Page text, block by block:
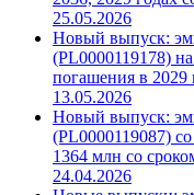
25.05.2026
Новый выпуск:
(PL0000119178)
погашения в 2029
13.05.2026
Новый выпуск:
(PL0000119087)
1364 млн со
24.04.2026